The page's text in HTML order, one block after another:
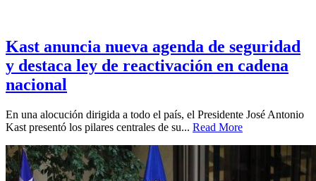
Kast anuncia nueva agenda de seguridad
y destaca ley de reactivación en cadena
nacional
En una alocución dirigida a todo el país, el Presidente José Antonio
Kast presentó los pilares centrales de su... Read More